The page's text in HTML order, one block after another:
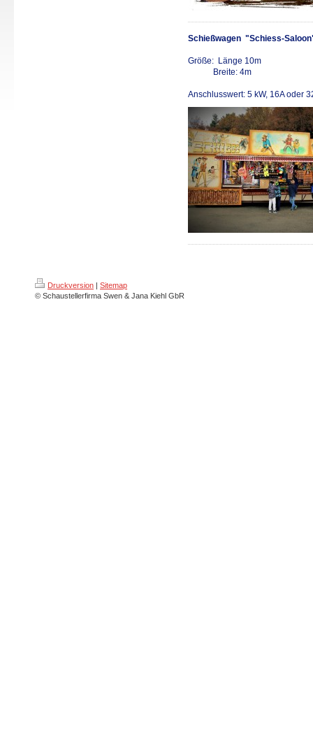
Schießwagen "Schiess-
Größe: Länge 10m
Breite: 4m
Anschlusswert: 5 kW, 16A oder
Druckversion | Sitemap
© Schaustellerfirma Swen & Jana Kiehl GbR